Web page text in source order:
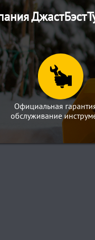
Официальная
обслуживание